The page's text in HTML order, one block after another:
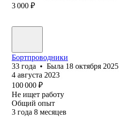
3 000 ₽
Бортпроводники
33 года • Была 18 октября 2025
4 августа 2023
100 000 ₽
Не ищет работу
Общий опыт
3 года 8 месяцев